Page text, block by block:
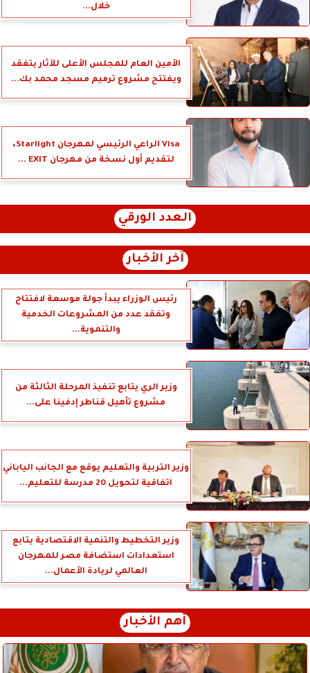
خلال...
الأمين العام للمجلس الأعلى للآثار يتفقد
ويفتتح مشروع ترميم مسجد محمد بك...
Visa الراعي الرئيسي لمهرجان Starlight،
لتقديم أول نسخة من مهرجان EXIT ...
العدد الورقي
آخر الأخبار
رئيس الوزراء يبدأ جولة موسعة لافتتاح
وتفقد عدد من المشروعات الخدمية
والتنموية...
وزير الري يتابع تنفيذ المرحلة الثالثة من
مشروع تأهيل قناطر إدفينا على...
وزير التربية والتعليم يوقع مع الجانب الياباني
اتفاقية لتحويل 20 مدرسة للتعليم...
وزير التخطيط والتنمية الاقتصادية يتابع
استعدادات استضافة مصر للمهرجان
العالمي لريادة الأعمال...
أهم الأخبار